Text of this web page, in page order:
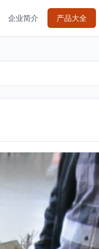
企业简介 产品大全